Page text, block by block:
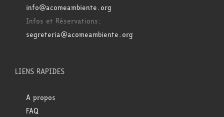
info@acomeambiente.org
Infos et Réservations:
segreteria@acomeambiente.org
LIENS RAPIDES
A propos
FAQ